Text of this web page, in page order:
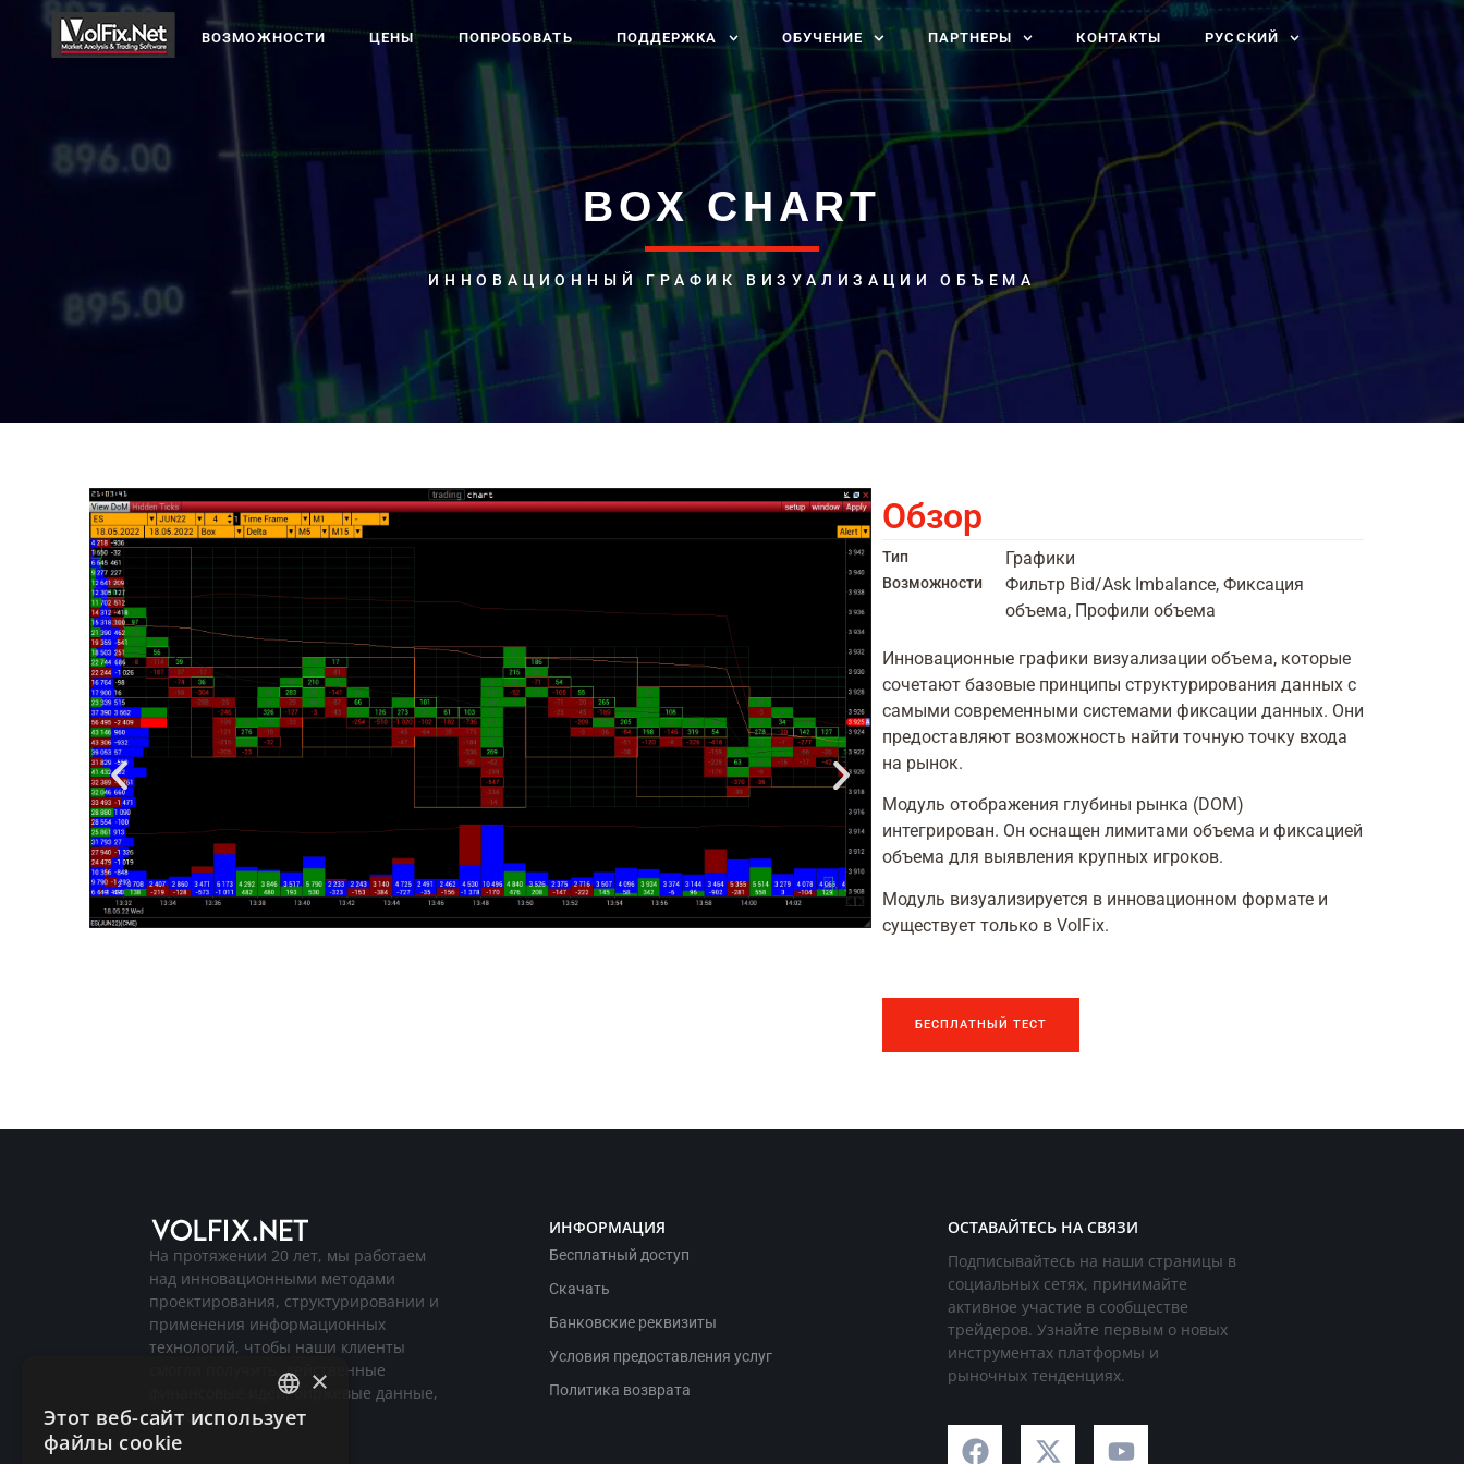
ВОЗМОЖНОСТИ ЦЕНЫ ПОПРОБОВАТЬ ПОДДЕРЖКА ОБУЧЕНИЕ ПАРТНЕРЫ КОНТАКТЫ РУССКИЙ
BOX CHART
ИННОВАЦИОННЫЙ ГРАФИК ВИЗУАЛИЗАЦИИ ОБЪЕМА
Обзор
Тип Графики
Возможности
Фильтр Bid/Ask Imbalance, Фиксация
объема, Профили объема
Инновационные графики визуализации объема, которые
сочетают базовые принципы структурирования данных с
самыми современными системами фиксации данных. Они
предоставляют возможность найти точную точку входа
на рынок.
Модуль отображения глубины рынка (DOM)
интегрирован. Он оснащен лимитами объема и фиксацией
объема для выявления крупных игроков.
Модуль визуализируется в инновационном формате и
существует только в VolFix.
БЕСПЛАТНЫЙ ТЕСТ
На протяжении 20 лет, мы работаем
над инновационными методами
проектирования, структурировании и
применения информационных
технологий, чтобы наши клиенты
смогли получить, действенные
финансовые идеи, биржевые данные,
новости.
ИНФОРМАЦИЯ
Бесплатный доступ
Скачать
Банковские реквизиты
Условия предоставления услуг
Политика возврата
ОСТАВАЙТЕСЬ НА СВЯЗИ
Подписывайтесь на наши страницы в
социальных сетях, принимайте
активное участие в сообществе
трейдеров. Узнайте первым о новых
инструментах платформы и
рыночных тенденциях.
ENGLISH
×
Этот веб-сайт использует
файлы cookie